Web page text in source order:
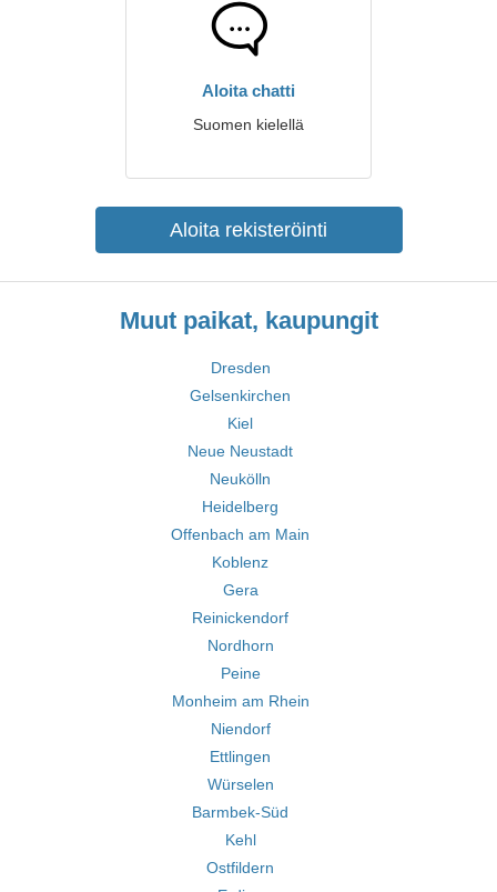
Aloita chatti
Suomen kielellä
Aloita rekisteröinti
Muut paikat, kaupungit
Dresden
Gelsenkirchen
Kiel
Neue Neustadt
Neukölln
Heidelberg
Offenbach am Main
Koblenz
Gera
Reinickendorf
Nordhorn
Peine
Monheim am Rhein
Niendorf
Ettlingen
Würselen
Barmbek-Süd
Kehl
Ostfildern